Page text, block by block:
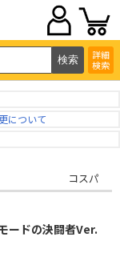
詳細
検索
について
コスパ
ードの決闘者Ver.